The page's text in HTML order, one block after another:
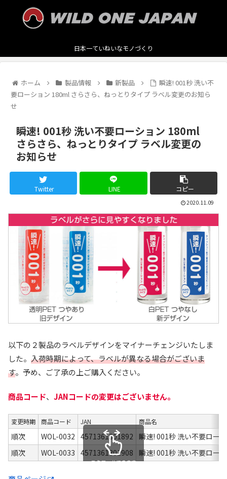
日本一ていねいなモノづくり
ホーム 製品情報 新製品
瞬速! 001秒 洗い不
要ローション 180ml さらさら、ねっとりタイプ ラベル変更のお知ら
せ
瞬速! 001秒 洗い不要ローション 180ml
さらさら、ねっとりタイプ ラベル変更の
お知らせ
Twitter LINE コピー
2020.11.09
以下の２製品のラベルデザインをマイナーチェンジいたしま
した。 入荷時期によって、ラベルが異なる場合がございま
す。予め、ご了承の上ご購入ください。
商品コード、 JANコードの変更はございません。
変更時期 商品コード JAN 商品名
順次 WOL-0032 4571361301892
瞬速! 001秒 洗い不要ロー
順次
WOL-0033 4571361301908 瞬速! 001秒 洗い不要ロー
スクロールできます